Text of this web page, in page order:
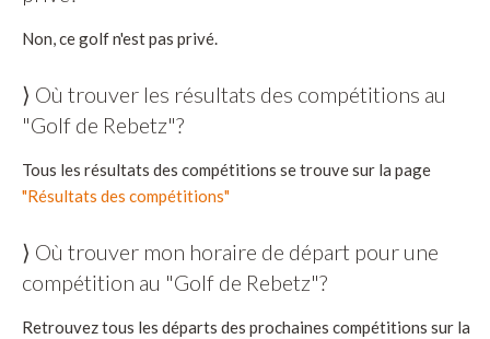
Non, ce golf n'est pas privé.
⟩ Où trouver les résultats des compétitions au
"Golf de Rebetz"?
Tous les résultats des compétitions se trouve sur la page
"Résultats des compétitions"
⟩ Où trouver mon horaire de départ pour une
compétition au "Golf de Rebetz"?
Retrouvez tous les départs des prochaines compétitions sur la